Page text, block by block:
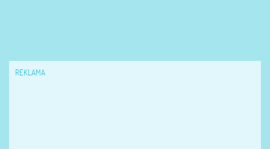
REKLAMA